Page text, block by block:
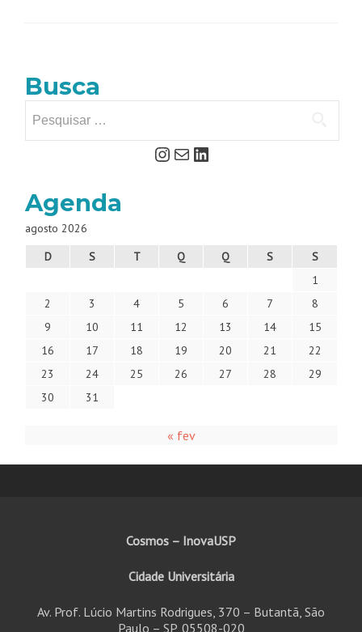
Busca
Agenda
agosto 2026
D
S T Q Q S
S
1
2
3 4 5 6 7
8
9
10 11 12 13 14
15
16
17 18 19 20 21
22
23
24 25 26 27 28
29
30
31
« fev
Cosmos – InovaUSP
Cidade Universitária
Av. Prof. Lúcio Martins Rodrigues, 370 – Butantã, São
Paulo – SP, 05508-020